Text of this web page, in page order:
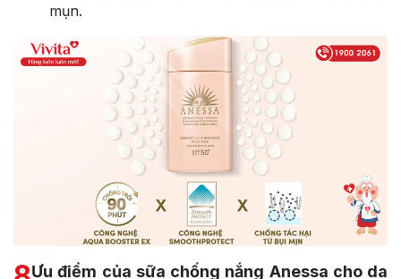
mụn.
Ưu điểm của sữa chống nắng Anessa cho da